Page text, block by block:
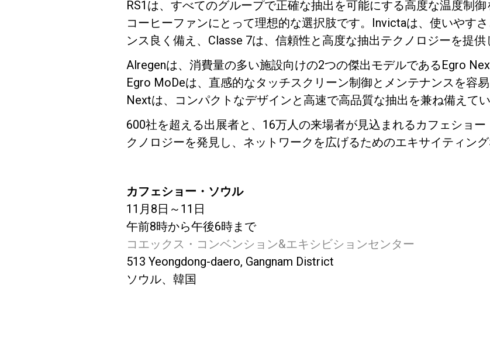
RS1は​​、すべてのグループで正確な抽出を可能にする高度な温度制
コーヒーファンにとって理想的な選択肢です。Invictaは、使いやす
ンス良く備え、Classe 7は、信頼性と高度な抽出テクノロジーを提供
Alregenは、消費量の多い施設向けの2つの傑出モデルであるEgro
Egro MoDeは、直感的なタッチスクリーン制御とメンテナンスを容
Nextは、コンパクトなデザインと高速で高品質な抽出を兼ね備えてい
600社を超える出展者と、16万人の来場者が見込まれるカフェショ
クノロジーを発見し、ネットワークを広げるためのエキサイティング
カフェショー・ソウル
11月8日～11日
午前8時から午後6時まで
コエックス・コンベンション&エキシビションセンター
513 Yeongdong-daero, Gangnam District
ソウル、韓国
プライバシーポリシー